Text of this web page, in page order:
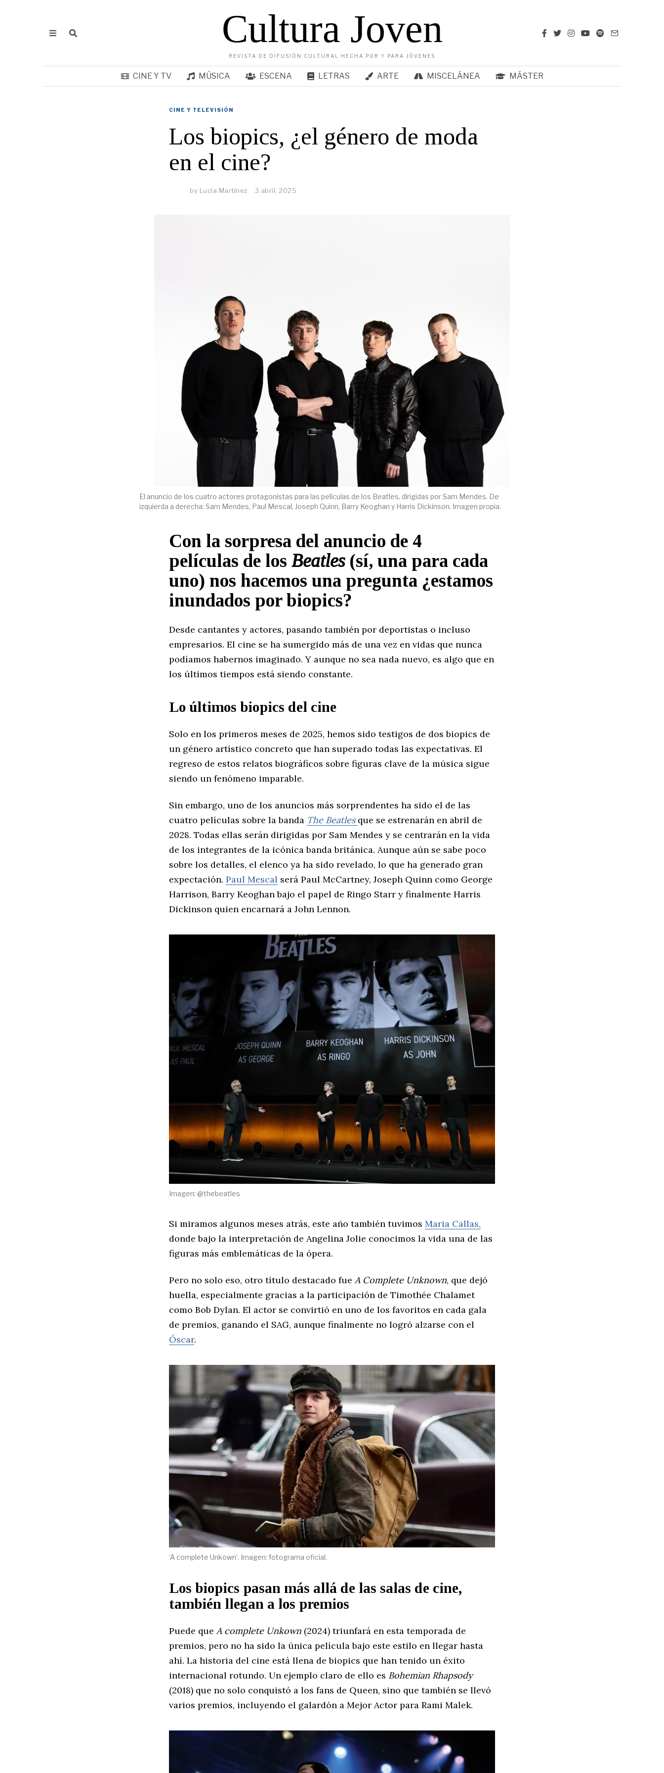
Cultura Joven
REVISTA DE DIFUSIÓN CULTURAL HECHA POR Y PARA JÓVENES
CINE Y TV MÚSICA ESCENA LETRAS ARTE MISCELÁNEA MÁSTER
CINE Y TELEVISIÓN
Los biopics, ¿el género de moda
en el cine?
by Lucía Martínez 3 abril, 2025
El anuncio de los cuatro actores protagonistas para las películas de los Beatles, dirigidas por Sam Mendes. De
izquierda a derecha: Sam Mendes, Paul Mescal, Joseph Quinn, Barry Keoghan y Harris Dickinson. Imagen propia.
Con la sorpresa del anuncio de 4
películas de los Beatles (sí, una para cada
uno) nos hacemos una pregunta ¿estamos
inundados por biopics?
Desde cantantes y actores, pasando también por deportistas o incluso
empresarios. El cine se ha sumergido más de una vez en vidas que nunca
podíamos habernos imaginado. Y aunque no sea nada nuevo, es algo que en
los últimos tiempos está siendo constante.
Lo últimos biopics del cine
Solo en los primeros meses de 2025, hemos sido testigos de dos biopics de
un género artístico concreto que han superado todas las expectativas. El
regreso de estos relatos biográficos sobre figuras clave de la música sigue
siendo un fenómeno imparable.
Sin embargo, uno de los anuncios más sorprendentes ha sido el de las
cuatro películas sobre la banda The Beatles que se estrenarán en abril de
2028. Todas ellas serán dirigidas por Sam Mendes y se centrarán en la vida
de los integrantes de la icónica banda británica. Aunque aún se sabe poco
sobre los detalles, el elenco ya ha sido revelado, lo que ha generado gran
expectación. Paul Mescal será Paul McCartney, Joseph Quinn como George
Harrison, Barry Keoghan bajo el papel de Ringo Starr y finalmente Harris
Dickinson quien encarnará a John Lennon.
Imagen: @thebeatles
Si miramos algunos meses atrás, este año también tuvimos Maria Callas,
donde bajo la interpretación de Angelina Jolie conocimos la vida una de las
figuras más emblemáticas de la ópera.
Pero no solo eso, otro título destacado fue A Complete Unknown, que dejó
huella, especialmente gracias a la participación de Timothée Chalamet
como Bob Dylan. El actor se convirtió en uno de los favoritos en cada gala
de premios, ganando el SAG, aunque finalmente no logró alzarse con el
Óscar.
‘A complete Unkown’. Imagen: fotograma oficial.
Los biopics pasan más allá de las salas de cine,
también llegan a los premios
Puede que A complete Unkown (2024) triunfará en esta temporada de
premios, pero no ha sido la única película bajo este estilo en llegar hasta
ahí. La historia del cine está llena de biopics que han tenido un éxito
internacional rotundo. Un ejemplo claro de ello es Bohemian Rhapsody
(2018) que no solo conquistó a los fans de Queen, sino que también se llevó
varios premios, incluyendo el galardón a Mejor Actor para Rami Malek.